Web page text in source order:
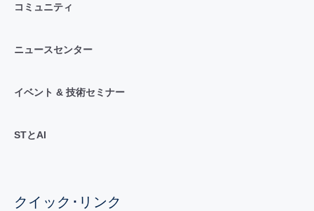
コミュニティ
ニュースセンター
イベント & 技術セミナー
STとAI
クイック･リンク